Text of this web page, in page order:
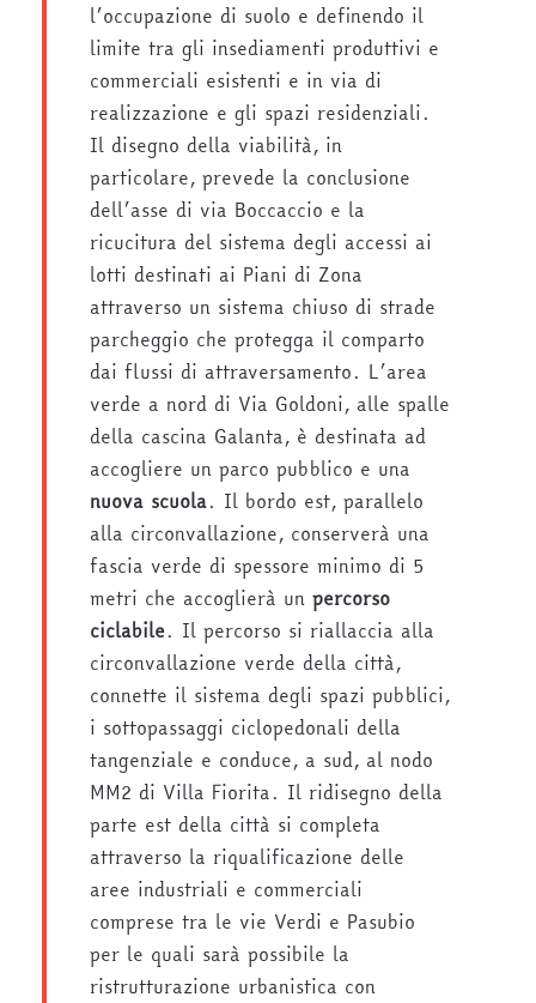
l’occupazione di suolo e definendo il
limite tra gli insediamenti produttivi e
commerciali esistenti e in via di
realizzazione e gli spazi residenziali.
Il disegno della viabilità, in
particolare, prevede la conclusione
dell’asse di via Boccaccio e la
ricucitura del sistema degli accessi ai
lotti destinati ai Piani di Zona
attraverso un sistema chiuso di strade
parcheggio che protegga il comparto
dai flussi di attraversamento. L’area
verde a nord di Via Goldoni, alle spalle
della cascina Galanta, è destinata ad
accogliere un parco pubblico e una
nuova scuola. Il bordo est, parallelo
alla circonvallazione, conserverà una
fascia verde di spessore minimo di 5
metri che accoglierà un percorso
ciclabile. Il percorso si riallaccia alla
circonvallazione verde della città,
connette il sistema degli spazi pubblici,
i sottopassaggi ciclopedonali della
tangenziale e conduce, a sud, al nodo
MM2 di Villa Fiorita. Il ridisegno della
parte est della città si completa
attraverso la riqualificazione delle
aree industriali e commerciali
comprese tra le vie Verdi e Pasubio
per le quali sarà possibile la
ristrutturazione urbanistica con